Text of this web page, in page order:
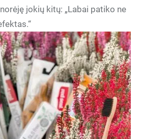
jokių kitų: „Labai patiko ne